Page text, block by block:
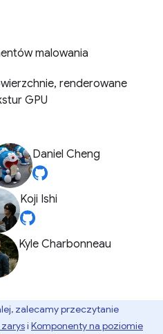
malowania
renderowane
GPU
Daniel Cheng
Koji Ishi
Kyle Charbonneau
zalecamy przeczytanie
i Komponenty na poziomie